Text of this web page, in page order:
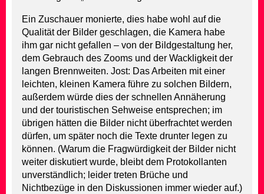
Ein Zuschauer monierte, dies habe wohl auf die
Qualität der Bilder geschlagen, die Kamera habe
ihm gar nicht gefallen – von der Bildgestaltung her,
dem Gebrauch des Zooms und der Wackligkeit der
langen Brennweiten. Jost: Das Arbeiten mit einer
leichten, kleinen Kamera führe zu solchen Bildern,
außerdem würde dies der schnellen Annäherung
und der touristischen Sehweise entsprechen; im
übrigen hätten die Bilder nicht überfrachtet werden
dürfen, um später noch die Texte drunter legen zu
können. (Warum die Fragwürdigkeit der Bilder nicht
weiter diskutiert wurde, bleibt dem Protokollanten
unverständlich; leider treten Brüche und
Nichtbezüge in den Diskussionen immer wieder auf.)